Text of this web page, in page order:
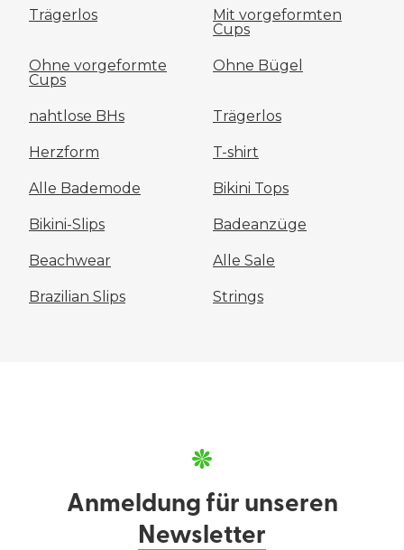
Trägerlos
Mit vorgeformten
Cups
Ohne vorgeformte
Cups
Ohne Bügel
nahtlose BHs Trägerlos
Herzform T-shirt
Alle Bademode Bikini Tops
Bikini-Slips Badeanzüge
Beachwear Alle Sale
Brazilian Slips Strings
Anmeldung für unseren
Newsletter